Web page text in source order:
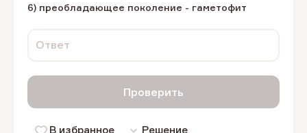
6) преобладающее поколение - гаметофит
Ответ
Проверить
В избранное Решение